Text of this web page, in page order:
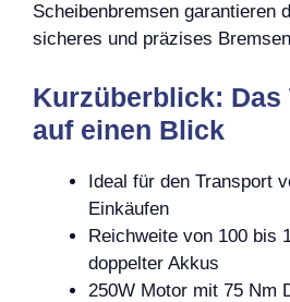
Scheibenbremsen garantieren
sicheres und präzises
Kurzüberblick: Das
auf einen Blick
Ideal für den Transport
Einkäufen
Reichweite von 100 bis
doppelter Akkus
250W Motor mit 75 Nm